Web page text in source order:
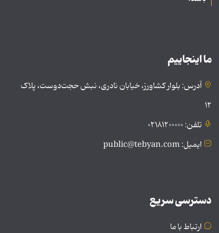
ما اینجاییم
آدرس: بلوار کشاورز، خیابان نادری، نبش حجت‌دوست، پلاک
۱۲
تلفن: ۰۲۱۸۱۲۰۰۰۰۰
ایمیل: public@tebyan.com
دسترسی سریع
ارتباط با ما